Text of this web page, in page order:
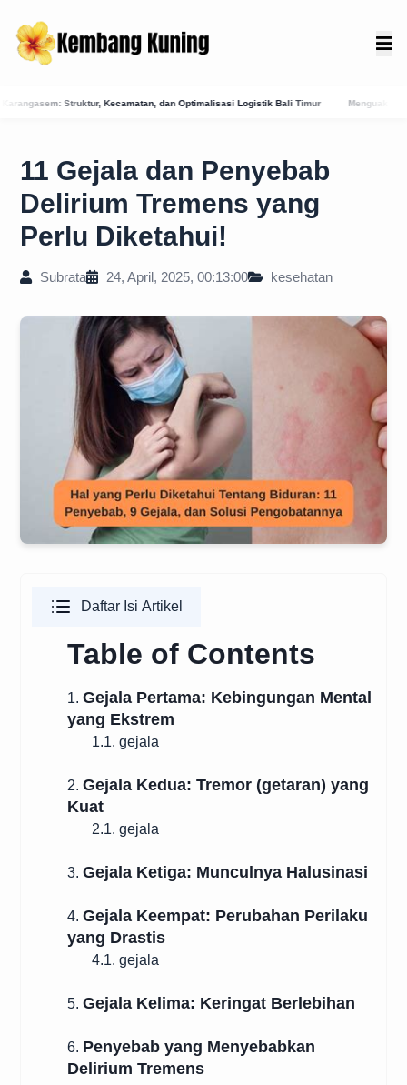
dan Optimalisasi Logistik Bali Timur Menguak Jejak Kuno: Asal-Usul Mitologis
11 Gejala dan Penyebab
Delirium Tremens yang
Perlu Diketahui!
Subrata 24, April, 2025, 00:13:00 kesehatan
Daftar Isi Artikel
Table of Contents
1. Gejala Pertama: Kebingungan Mental
yang Ekstrem
1.1. gejala
2. Gejala Kedua: Tremor (getaran) yang
Kuat
2.1. gejala
3. Gejala Ketiga: Munculnya Halusinasi
4. Gejala Keempat: Perubahan Perilaku
yang Drastis
4.1. gejala
5. Gejala Kelima: Keringat Berlebihan
6. Penyebab yang Menyebabkan
Delirium Tremens